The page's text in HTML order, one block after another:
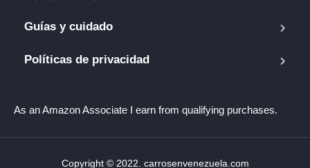
Guías y cuidado
Políticas de privacidad
As an Amazon Associate I earn from qualifying purchases.
Copyright © 2022. carrosenvenezuela.com